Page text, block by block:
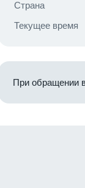
Страна
Текущее время
При обращении